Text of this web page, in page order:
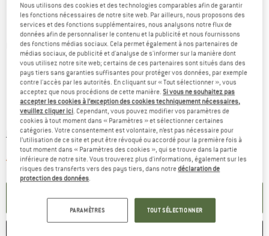
Photos détaillées
Prix:
54,95€ TVA incl.
hors Frais de livraisonInformations sur les frais de livraison. Ouvre une
Article momentanément épuisé;Le lien s'ouvre dans une boîte
PARAMÉTRER ALERTE
Nous utilisons des cookies et des technologies comparables afin de garantir
les fonctions nécessaires de notre site web. Par ailleurs, nous proposons des
services et des fonctions supplémentaires, nous analysons notre flux de
données afin de personnaliser le contenu et la publicité et nous fournissons
des fonctions médias sociaux. Cela permet également à nos partenaires de
médias sociaux, de publicité et d'analyse de s'informer sur la manière dont
vous utilisez notre site web; certains de ces partenaires sont situés dans des
pays tiers sans garanties suffisantes pour protéger vos données, par exemple
contre l'accès par les autorités. En cliquant sur « Tout sélectionner », vous
acceptez que nous procédions de cette manière.Si vous ne souhaitez pas
accepter les cookies à l’exception des cookies techniquement nécessaires,
veuillez cliquer ici. Cependant, vous pouvez modifier vos paramètres de
cookies à tout moment dans « Paramètres » et sélectionner certaines
catégories. Votre consentement est volontaire, n’est pas nécessaire pour
l’utilisation de ce site et peut être révoqué ou accordé pour la première fois à
tout moment dans « Paramètres des cookies », qui se trouve dans la partie
inférieure de notre site. Vous trouverez plus d'informations, également sur les
risques des transferts vers des pays tiers, dans notredéclaration de
protection des données.
PARAMÈTRES TOUT SÉLECTIONNER